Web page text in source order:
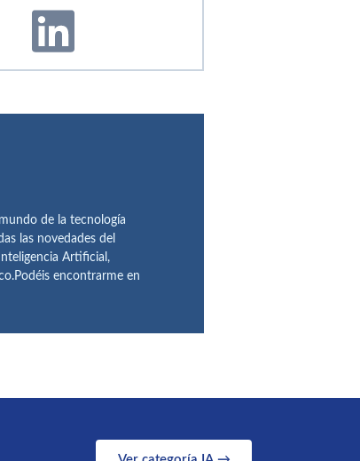
de la tecnología
las novedades del
Artificial,
encontrarme en